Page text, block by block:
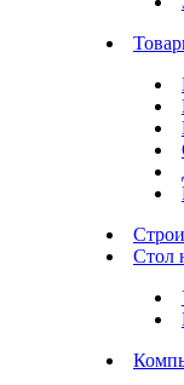
Стол